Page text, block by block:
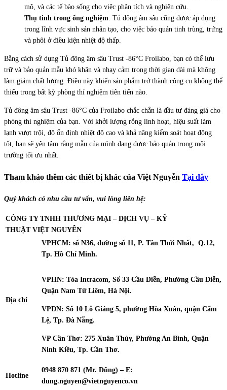
mô, và các tế bào sống cho việc phân tích và nghiên cứu.
Thụ tinh trong ống nghiệm: Tủ đông âm sâu cũng được áp dụng
trong lĩnh vực sinh sản nhân tạo, cho việc bảo quản tinh trùng, trứng
và phôi ở điều kiện nhiệt độ thấp.
Bằng cách sử dụng Tủ đông âm sâu Trust -86°C Froilabo, bạn có thể lưu
trữ và bảo quản mẫu khó khăn và nhạy cảm trong thời gian dài mà không
làm giảm chất lượng. Điều này khiến sản phẩm trở thành công cụ không thể
thiếu trong bất kỳ phòng thí nghiệm tiên tiến nào.
Tủ đông âm sâu Trust -86°C của Froilabo chắc chắn là đầu tư đáng giá cho
phòng thí nghiệm của bạn. Với khởi lượng rỗng linh hoạt, hiệu suất làm
lạnh vượt trội, độ ổn định nhiệt độ cao và khả năng kiểm soát hoạt động
tốt, bạn sẽ yên tâm rằng mẫu của mình đang được bảo quản trong môi
trường tối ưu nhất.
Tham khảo thêm các thiết bị khác của Việt Nguyễn Tại đây
Quý khách có nhu cầu tư vấn, vui lòng liên hệ:
CÔNG TY TNHH THƯƠNG MẠI – DỊCH VỤ – KỸ
THUẬT VIỆT NGUYỄN
Địa chỉ
VPHCM: số N36, đường số 11, P. Tân Thới Nhất, Q.12,
Tp. Hồ Chí Minh.
VPHN: Tòa Intracom, Số 33 Cầu Diễn, Phường Cầu Diễn,
Quận Nam Từ Liêm, Hà Nội.
VPĐN: Số 10 Lỗ Giáng 5, phường Hòa Xuân, quận Cẩm
Lệ, Tp. Đà Nẵng.
VP Cần Thơ: 275 Xuân Thủy, Phường An Bình, Quận
Ninh Kiều, Tp. Cần Thơ.
Hotline
0948 870 871 (Mr. Dũng) – E:
dung.nguyen@vietnguyenco.vn